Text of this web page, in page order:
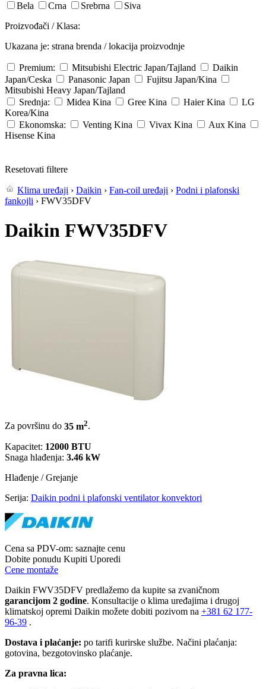
Bela Crna Srebrna
Siva
Proizvođači / Klasa:
Ukazana je: strana brenda / lokacija proizvodnje
Premium: Mitsubishi Electric Japan/Tajland
Daikin
Japan/Ceska
Panasonic Japan Fujitsu Japan/Kina
Mitsubishi Heavy Japan/Tajland
Srednja:
Midea Kina Gree Kina Haier Kina
LG
Korea/Kina
Ekonomska:
Venting Kina Vivax Kina Aux Kina
Hisense Kina
Resetovati filtere
Klima uređaji › Daikin › Fan-coil uređaji › Podni i plafonski
fankojli › FWV35DFV
Daikin FWV35DFV
Za površinu do 35 m2.
Kapacitet: 12000 BTU
Snaga hlađenja: 3.46 kW
Hlađenje / Grejanje
Serija: Daikin podni i plafonski ventilator konvektori
Cena sa PDV-om: saznajte cenu
Dobite ponudu Kupiti Uporedi
Cene montaže
Daikin FWV35DFV predlažemo da kupite sa zvaničnom
garancijom 2 godine. Konsultacije o klima uređajima i drugoj
klimatskoj opremi Daikin možete dobiti pozivom na +381 62 177-
96-39 .
Dostava i plaćanje: po tarifi kurirske službe. Načini plaćanja:
gotovina, bezgotovinsko plaćanje.
Za pravna lica: